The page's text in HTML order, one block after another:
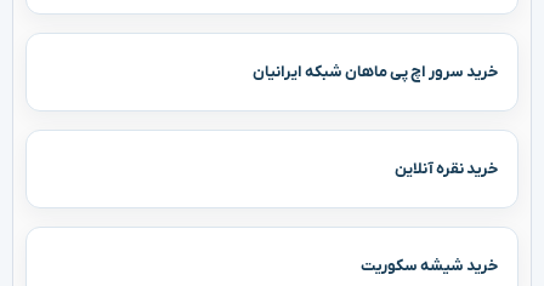
خرید سرور اچ پی ماهان شبکه ایرانیان
خرید نقره آنلاین
خرید شیشه سکوریت